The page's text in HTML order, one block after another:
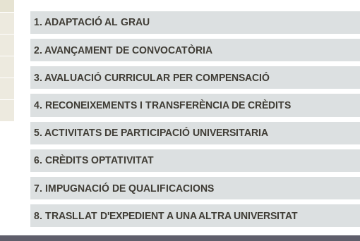
1. ADAPTACIÓ AL GRAU
2. AVANÇAMENT DE CONVOCATÒRIA
3. AVALUACIÓ CURRICULAR PER COMPENSACIÓ
4. RECONEIXEMENTS I TRANSFERÈNCIA DE CRÈDITS
5. ACTIVITATS DE PARTICIPACIÓ UNIVERSITARIA
6. CRÈDITS OPTATIVITAT
7. IMPUGNACIÓ DE QUALIFICACIONS
8. TRASLLAT D'EXPEDIENT A UNA ALTRA UNIVERSITAT